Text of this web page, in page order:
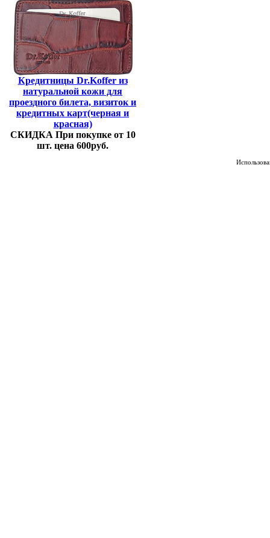
Кредитницы Dr.Koffer из
натуральной кожи для
проездного билета, визиток и
кредитных карт(черная и
красная)
СКИДКА При покупке от 10
шт. цена 600руб.